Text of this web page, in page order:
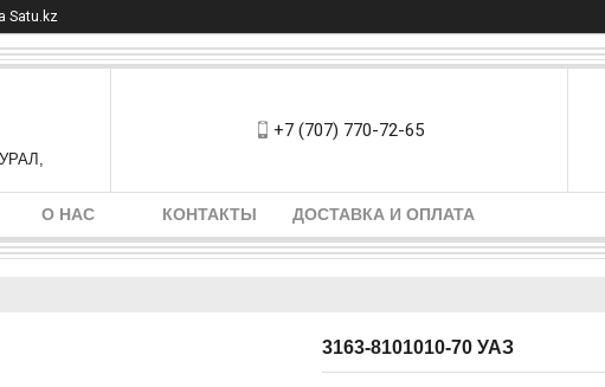
Satu.kz
УРАЛ,
+7 (707) 770-72-65
О НАС КОНТАКТЫ ДОСТАВКА И ОПЛАТА
3163-8101010-70 УАЗ